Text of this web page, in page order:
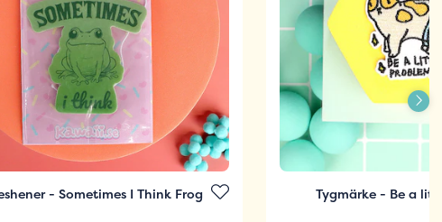
- Sometimes I Think Frog Tygmärke - Be a